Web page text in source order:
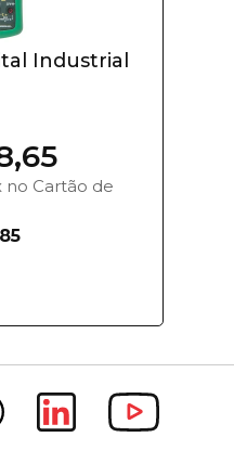
Industrial
no Cartão de